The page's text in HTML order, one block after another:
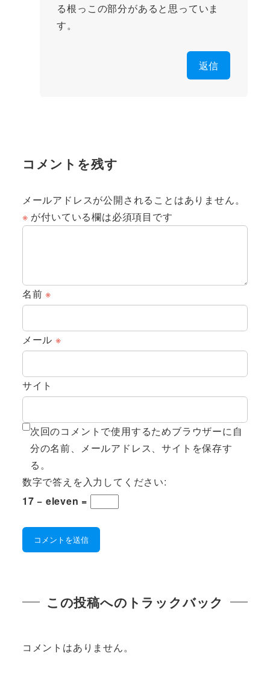
る根っこの部分があると思っていま
す。
返信
コメントを残す
メールアドレスが公開されることはありません。
※ が付いている欄は必須項目です
名前※
メール ※
サイト
次回のコメントで使用するためブラウザーに自
分の名前、メールアドレス、サイトを保存す
る。
数字で答えを入力してください:
17 − eleven =
この投稿へのトラックバック
コメントはありません。